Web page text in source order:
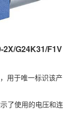
2X/G24K31/F1V
用于唯一标识该产
了使用的电压和连